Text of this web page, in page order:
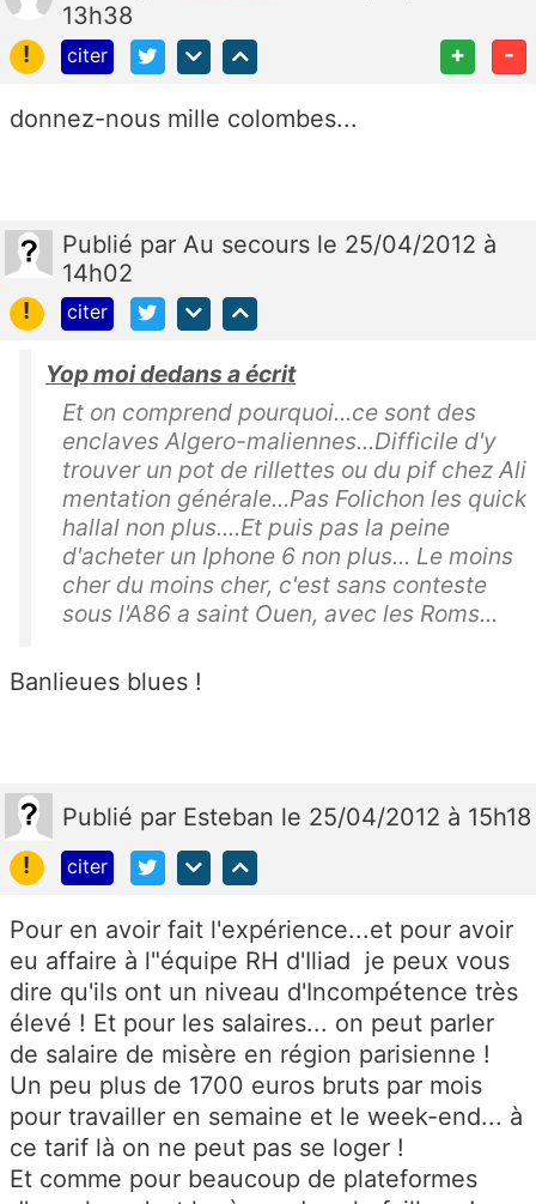
13h38
!
citer + -
donnez-nous mille colombes...
Publié par Au secours le 25/04/2012 à
14h02
!
citer
Yop moi dedans a écrit
Et on comprend pourquoi...ce sont des
enclaves Algero-maliennes...Difficile d'y
trouver un pot de rillettes ou du pif chez Ali
mentation générale...Pas Folichon les quick
hallal non plus....Et puis pas la peine
d'acheter un Iphone 6 non plus... Le moins
cher du moins cher, c'est sans conteste
sous l'A86 a saint Ouen, avec les Roms...
Banlieues blues !
Publié par Esteban le 25/04/2012 à 15h18
!
citer
Pour en avoir fait l'expérience...et pour avoir
eu affaire à l"équipe RH d'Iliad je peux vous
dire qu'ils ont un niveau d'Incompétence très
élevé ! Et pour les salaires... on peut parler
de salaire de misère en région parisienne !
Un peu plus de 1700 euros bruts par mois
pour travailler en semaine et le week-end... à
ce tarif là on ne peut pas se loger !
Et comme pour beaucoup de plateformes